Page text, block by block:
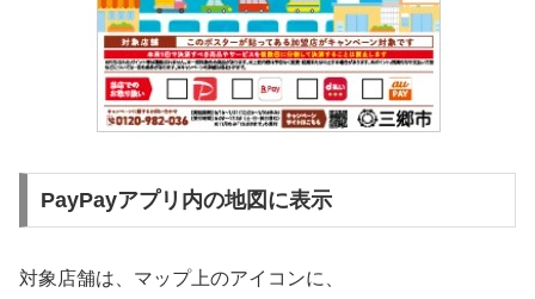
PayPayアプリ内の地図に表示
対象店舗は、マップ上のアイコンに、